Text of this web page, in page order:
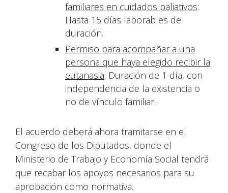
familiares en cuidados paliativos:
Hasta 15 días laborables de
duración.
Permiso para acompañar a una
persona que haya elegido recibir la
eutanasia: Duración de 1 día, con
independencia de la existencia o
no de vínculo familiar.
El acuerdo deberá ahora tramitarse en el
Congreso de los Diputados, donde el
Ministerio de Trabajo y Economía Social tendrá
que recabar los apoyos necesarios para su
aprobación como normativa.